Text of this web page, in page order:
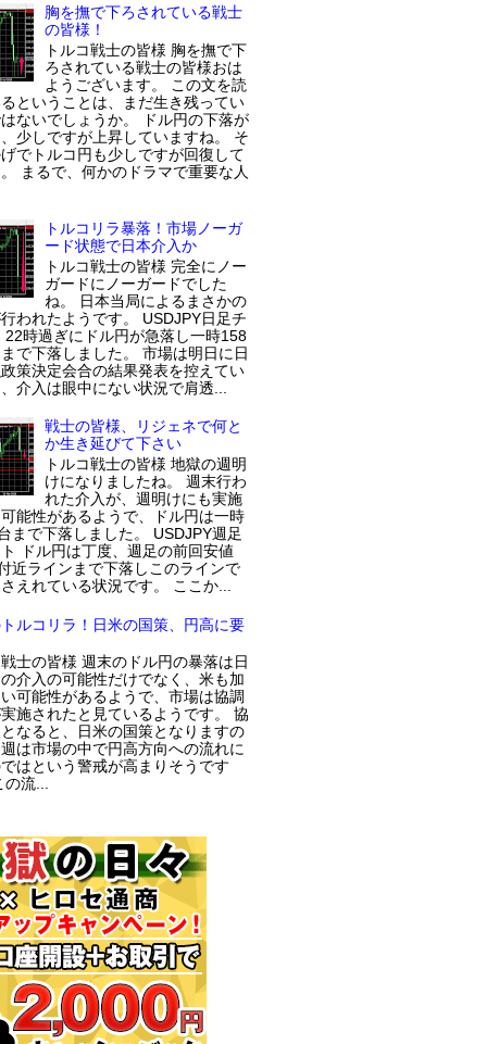
胸を撫で下ろされている戦士
の皆様！
トルコ戦士の皆様 胸を撫で下
ろされている戦士の皆様おは
ようございます。 この文を読
ということは、まだ生き残ってい
ないでしょうか。 ドル円の下落が
少しですが上昇していますね。 そ
でトルコ円も少しですが回復して
まるで、何かのドラマで重要な人
トルコリラ暴落！市場ノーガ
ード状態で日本介入か
トルコ戦士の皆様 完全にノー
ガードにノーガードでした
ね。 日本当局によるまさかの
われたようです。 USDJPY日足チ
22時過ぎにドル円が急落し一時158
で下落しました。 市場は明日に日
策決定会合の結果発表を控えてい
介入は眼中にない状況で肩透...
戦士の皆様、リジェネで何と
か生き延びて下さい
トルコ戦士の皆様 地獄の週明
けになりましたね。 週末行わ
れた介入が、週明けにも実施
能性があるようで、ドル円は一時
まで下落しました。 USDJPY週足
ドル円は丁度、週足の前回安値
近ラインまで下落しこのラインで
えれている状況です。 ここか...
ルコリラ！日米の国策、円高に要
士の皆様 週末のドル円の暴落は日
介入の可能性だけでなく、米も加
可能性があるようで、市場は協調
施されたと見ているようです。 協
なると、日米の国策となりますの
は市場の中で円高方向への流れに
はという警戒が高まりそうです
の流...